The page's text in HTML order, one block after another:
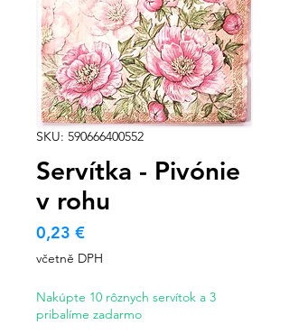
SKU: 590666400552
Servítka - Pivónie
v rohu
0,23 €Cena
včetně DPH
Nakúpte 10 rôznych servítok a 3
pribalíme zadarmo